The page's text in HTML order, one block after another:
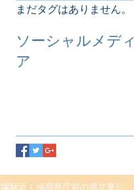
まだタグはありません。
ソーシャルメディ
ア
駅近く福岡県庁前の県立東公